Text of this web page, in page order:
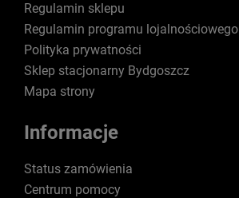
Regulamin sklepu
Regulamin programu lojalnościowego
Polityka prywatności
Sklep stacjonarny Bydgoszcz
Mapa strony
Informacje
Status zamówienia
Centrum pomocy